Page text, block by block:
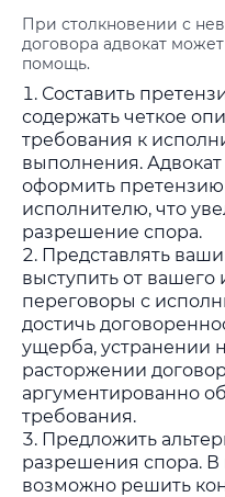
При столкновении с
договора адвокат
помощь.
Составить
содержать четкое
требования к
выполнения.
оформить претензию
исполнителю, что
разрешение спора.
Представлять
выступить от
переговоры с
достичь
ущерба, устранении
расторжении
аргументированно
требования.
Предложить
разрешения спора. В
возможно решить